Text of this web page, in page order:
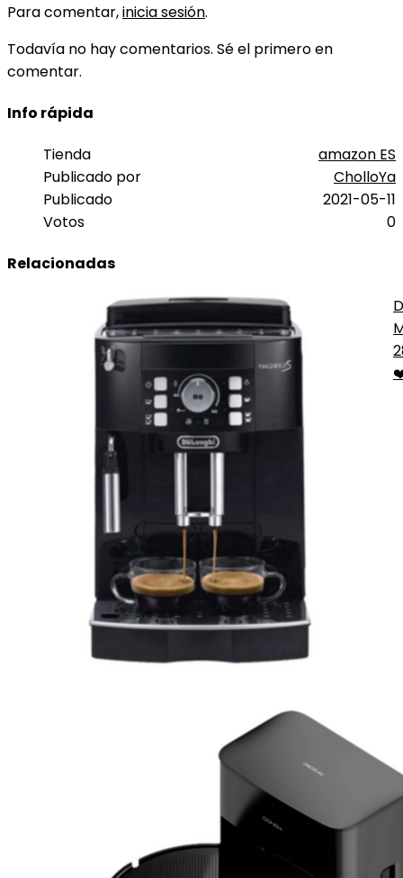
Para comentar,inicia sesión.
Todavía no hay comentarios. Sé el primero en
comentar.
Info rápida
Tienda
amazon ES
Publicado por
CholloYa
Publicado
2021-05-11
Votos
0
Relacionadas
S